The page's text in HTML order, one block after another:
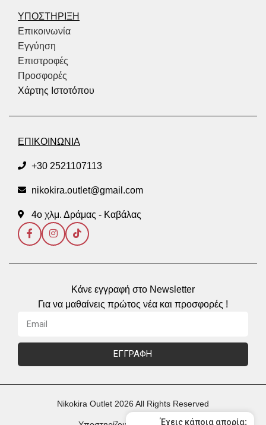
ΥΠΟΣΤΗΡΙΞΗ
Επικοινωνία
Εγγύηση
Επιστροφές
Προσφορές
Χάρτης Ιστοτόπου
ΕΠΙΚΟΙΝΩΝΙΑ
+30 2521107113
nikokira.outlet@gmail.com
4ο χλμ. Δράμας - Καβάλας
Κάνε εγγραφή στο Newsletter
Για να μαθαίνεις πρώτος νέα και προσφορές !
ΕΓΓΡΑΦΗ
Nikokira Outlet 2026 All Rights Reserved
Έχεις κάποια απορία;